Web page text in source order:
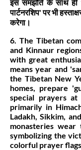
इस समझौते के साथ ही
पार्टनरशिप' पर भी
करेगा।
6. The Tibetan
and Kinnaur
with great
means year and
the Tibetan New
homes, prepare
special prayers
primarily in
Ladakh, Sikkim,
monasteries wear
symbolizing the
colorful prayer